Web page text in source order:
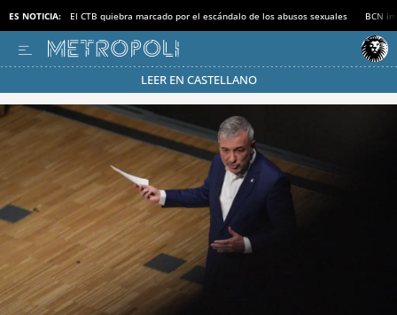
ES NOTICIA: El CTB quiebra marcado por el escándalo de los abusos sexuales BCN
LEER EN CASTELLANO
Pásate al MODO AHORRO